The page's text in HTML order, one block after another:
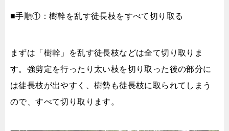
■手順①：樹幹を乱す徒長枝をすべて切り取る
まずは「樹幹」を乱す徒長枝などは全て切り取りま
す。強剪定を行ったり太い枝を切り取った後の部分に
は徒長枝が出やすく、樹勢も徒長枝に取られてしまう
ので、すべて切り取ります。